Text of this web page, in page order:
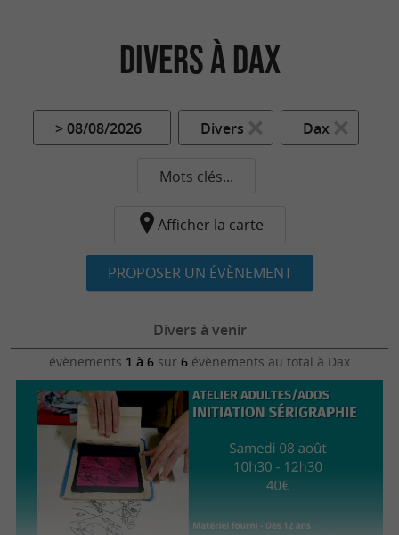
Divers à Dax
> 08/08/2026 Divers Dax
Mots clés...
Afficher la carte
PROPOSER UN ÉVÈNEMENT
Divers à venir
évènements 1 à 6 sur 6 évènements au total à Dax